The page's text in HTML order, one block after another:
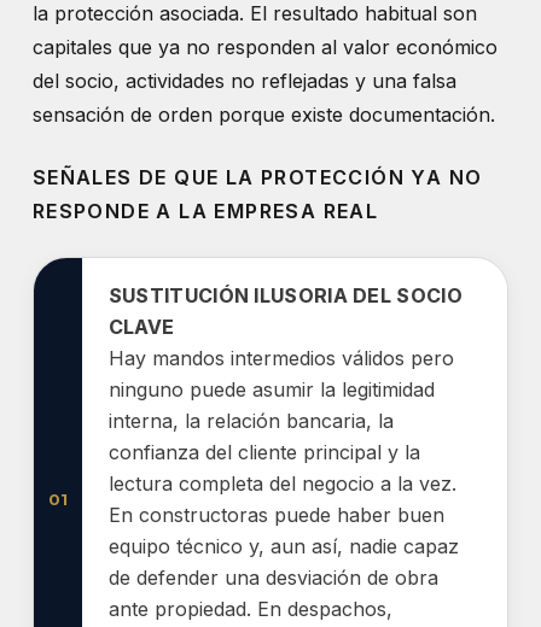
la protección asociada. El resultado habitual son
capitales que ya no responden al valor económico
del socio, actividades no reflejadas y una falsa
sensación de orden porque existe documentación.
SEÑALES DE QUE LA PROTECCIÓN YA NO
RESPONDE A LA EMPRESA REAL
01
SUSTITUCIÓN ILUSORIA DEL SOCIO
CLAVE
Hay mandos intermedios válidos pero
ninguno puede asumir la legitimidad
interna, la relación bancaria, la
confianza del cliente principal y la
lectura completa del negocio a la vez.
En constructoras puede haber buen
equipo técnico y, aun así, nadie capaz
de defender una desviación de obra
ante propiedad. En despachos,